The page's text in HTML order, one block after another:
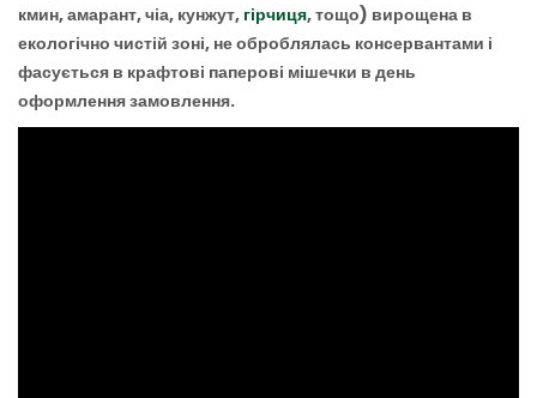
кмин, амарант, чіа, кунжут, гірчиця, тощо) вирощена в
екологічно чистій зоні, не оброблялась консервантами і
фасується в крафтові паперові мішечки в день
оформлення замовлення.